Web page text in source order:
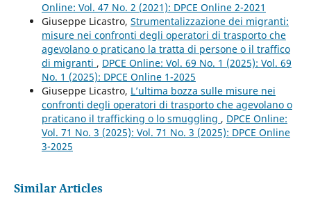
Online: Vol. 47 No. 2 (2021): DPCE Online 2-2021
Giuseppe Licastro, Strumentalizzazione dei migranti:
misure nei confronti degli operatori di trasporto che
agevolano o praticano la tratta di persone o il traffico
di migranti , DPCE Online: Vol. 69 No. 1 (2025): Vol. 69
No. 1 (2025): DPCE Online 1-2025
Giuseppe Licastro, L’ultima bozza sulle misure nei
confronti degli operatori di trasporto che agevolano o
praticano il trafficking o lo smuggling , DPCE Online:
Vol. 71 No. 3 (2025): Vol. 71 No. 3 (2025): DPCE Online
3-2025
Similar Articles